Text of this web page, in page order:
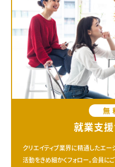
無
就業支
クリエイティブ業界に精通したエ
活動をきめ細かくフォロー。会員に